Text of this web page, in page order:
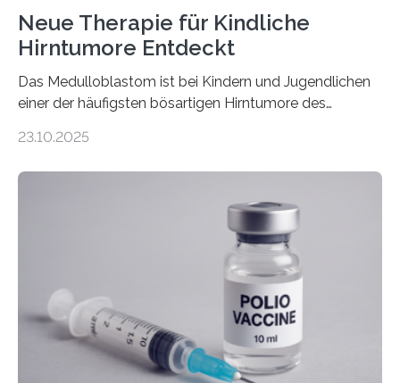
Neue Therapie für Kindliche
Hirntumore Entdeckt
Das Medulloblastom ist bei Kindern und Jugendlichen
einer der häufigsten bösartigen Hirntumore des
Betroffenen können mit heutigen Methoden geheilt
Dringend benötigt werden zielgerichtete Therapien, die
nur Tumorschwachstellen angreifen und normales
Gewebe verschonen. Forschende um Daniel Merk vom
Hertie-Institut für klinische Hirnforschung am
Universitätsklinikum Tübingen haben eine solche
Schwachstelle im Erbgut einer Untergruppe des
Medulloblastoms gefunden. Die Wilhelm Sander-
Stiftung unterstützte das Projekt…
23.10.2025